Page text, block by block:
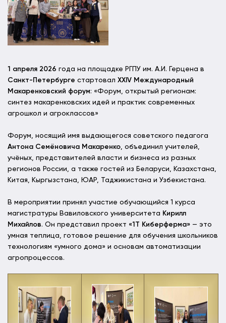
1 апреля 2026 года на площадке РГПУ им. А.И. Герцена в
Санкт-Петербурге стартовал XXIV Международный
Макаренковский форум: «Форум, открытый регионам:
синтез макаренковских идей и практик современных
агрошкол и агроклассов»
Форум, носящий имя выдающегося советского педагога
Антона Семёновича Макаренко , объединил учителей,
учёных, представителей власти и бизнеса из разных
регионов России, а также гостей из Беларуси, Казахстана,
Китая, Кыргызстана, ЮАР, Таджикистана и Узбекистана.
В мероприятии принял участие обучающийся 1 курса
магистратуры Вавиловского университета Кирилл
Михайлов. Он представил проект «1Т Киберферма» — это
умная теплица, готовое решение для обучения школьников
технологиям «умного дома» и основам автоматизации
агропроцессов.